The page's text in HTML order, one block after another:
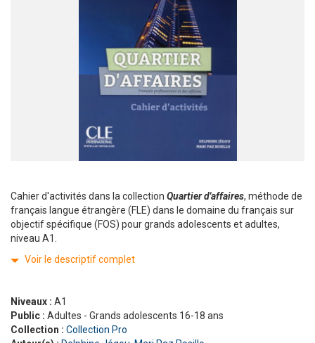
Cahier d'activités dans la collection Quartier d'affaires, méthode de
français langue étrangère (FLE) dans le domaine du français sur
objectif spécifique (FOS) pour grands adolescents et adultes,
niveau A1.
Voir le descriptif complet
Niveaux : A1
Public : Adultes - Grands adolescents 16-18 ans
Collection : Collection Pro